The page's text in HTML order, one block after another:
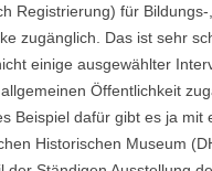
Registrierung) für
zugänglich. Das ist sehr
einige ausgewählter
Öffentlichkeit
Beispiel dafür gibt es ja mit
Historischen Museum